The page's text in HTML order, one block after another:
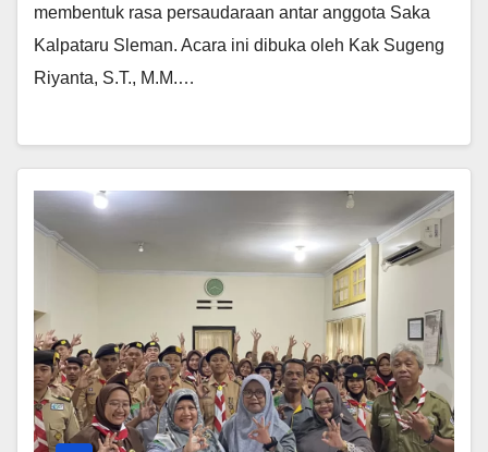
membentuk rasa persaudaraan antar anggota Saka
Kalpataru Sleman. Acara ini dibuka oleh Kak Sugeng
Riyanta, S.T., M.M.…